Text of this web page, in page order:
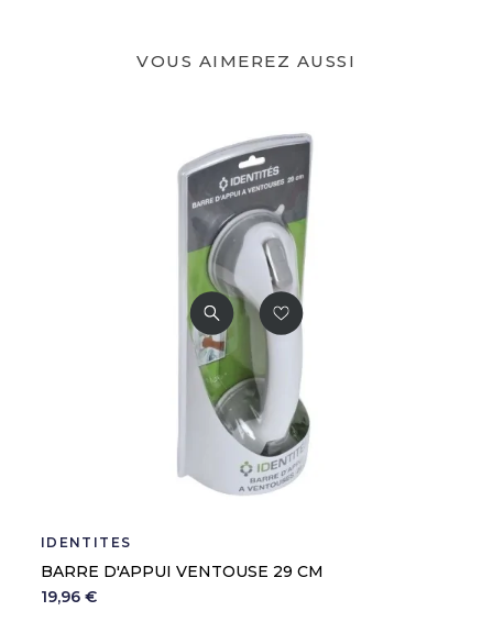
VOUS AIMEREZ AUSSI
IDENTITÉS
BARRE D'APPUI VENTOUSE 29 CM
19,96 €